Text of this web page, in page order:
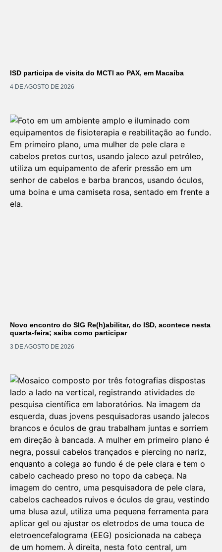
ISD participa de visita do MCTI ao PAX, em Macaíba
4 DE AGOSTO DE 2026
Novo encontro do SIG Re(h)abilitar, do ISD, acontece nesta
quarta-feira; saiba como participar
3 DE AGOSTO DE 2026